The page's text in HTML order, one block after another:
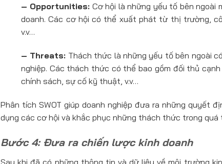
– Opportunities: Cơ hội là những yếu tố bên ngoài
doanh. Các cơ hội có thể xuất phát từ thị trường,
v.v…
– Threats: Thách thức là những yếu tố bên ngoài
nghiệp. Các thách thức có thể bao gồm đối thủ
chính sách, sự cố kỹ thuật, v.v…
Phân tích SWOT giúp doanh nghiệp đưa ra những quyết
dụng các cơ hội và khắc phục những thách thức trong quá
Bước 4: Đưa ra chiến lược kinh doanh